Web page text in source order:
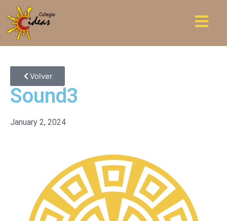
Volver
Sound3
January 2, 2024